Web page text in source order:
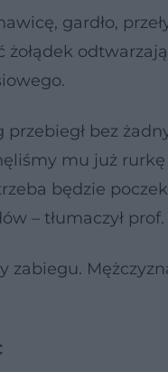
gardło,
bez
mu już
będzie
– tłumaczył